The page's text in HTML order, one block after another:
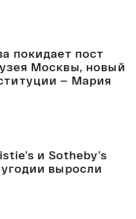
покидает пост
Москвы, новый
— Мария
и Sotheby’s
выросли